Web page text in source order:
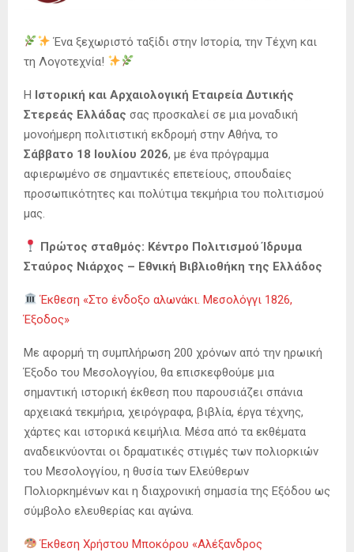
Ένα ξεχωριστό ταξίδι στην Ιστορία, την Τέχνη και
τη Λογοτεχνία!
Η Ιστορική και Αρχαιολογική Εταιρεία Δυτικής
Στερεάς Ελλάδας σας προσκαλεί σε μια μοναδική
μονοήμερη πολιτιστική εκδρομή στην Αθήνα, το
Σάββατο 18 Ιουλίου 2026, με ένα πρόγραμμα
αφιερωμένο σε σημαντικές επετείους, σπουδαίες
προσωπικότητες και πολύτιμα τεκμήρια του πολιτισμού
μας.
Πρώτος σταθμός: Κέντρο Πολιτισμού Ίδρυμα
Σταύρος Νιάρχος – Εθνική Βιβλιοθήκη της Ελλάδος
Έκθεση «Στο ένδοξο αλωνάκι. Μεσολόγγι 1826,
Έξοδος»
Με αφορμή τη συμπλήρωση 200 χρόνων από την ηρωική
Έξοδο του Μεσολογγίου, θα επισκεφθούμε μια
σημαντική ιστορική έκθεση που παρουσιάζει σπάνια
αρχειακά τεκμήρια, χειρόγραφα, βιβλία, έργα τέχνης,
χάρτες και ιστορικά κειμήλια. Μέσα από τα εκθέματα
αναδεικνύονται οι δραματικές στιγμές των πολιορκιών
του Μεσολογγίου, η θυσία των Ελεύθερων
Πολιορκημένων και η διαχρονική σημασία της Εξόδου ως
σύμβολο ελευθερίας και αγώνα.
Έκθεση Χρήστου Μποκόρου «Αλέξανδρος